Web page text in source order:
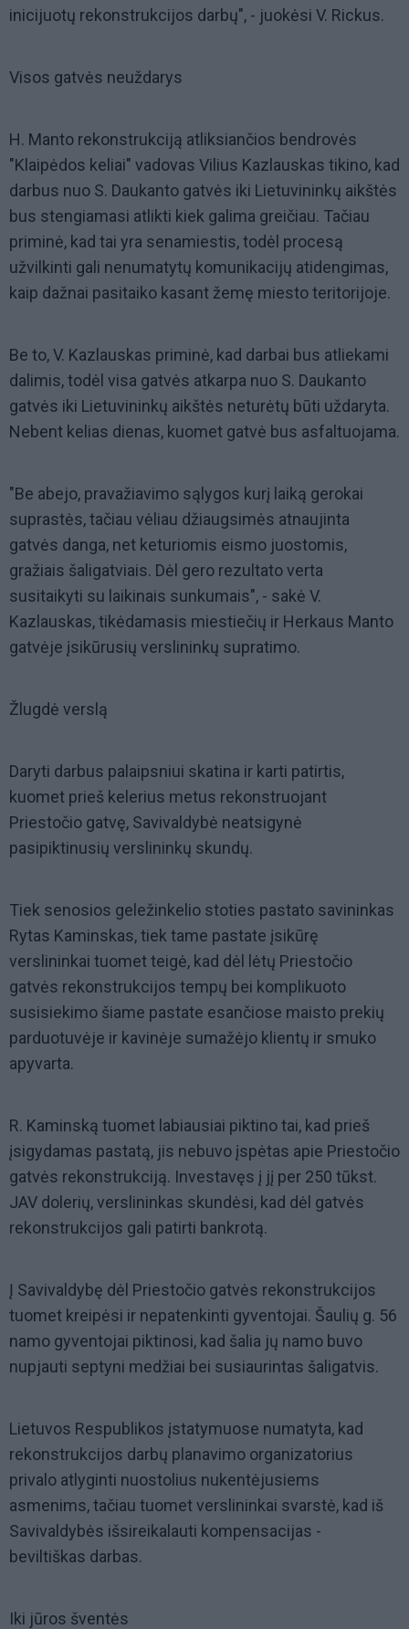
inicijuotų rekonstrukcijos darbų", - juokėsi V. Rickus.
Visos gatvės neuždarys
H. Manto rekonstrukciją atliksiančios bendrovės
"Klaipėdos keliai" vadovas Vilius Kazlauskas tikino, kad
darbus nuo S. Daukanto gatvės iki Lietuvininkų aikštės
bus stengiamasi atlikti kiek galima greičiau. Tačiau
priminė, kad tai yra senamiestis, todėl procesą
užvilkinti gali nenumatytų komunikacijų atidengimas,
kaip dažnai pasitaiko kasant žemę miesto teritorijoje.
Be to, V. Kazlauskas priminė, kad darbai bus atliekami
dalimis, todėl visa gatvės atkarpa nuo S. Daukanto
gatvės iki Lietuvininkų aikštės neturėtų būti uždaryta.
Nebent kelias dienas, kuomet gatvė bus asfaltuojama.
"Be abejo, pravažiavimo sąlygos kurį laiką gerokai
suprastės, tačiau vėliau džiaugsimės atnaujinta
gatvės danga, net keturiomis eismo juostomis,
gražiais šaligatviais. Dėl gero rezultato verta
susitaikyti su laikinais sunkumais", - sakė V.
Kazlauskas, tikėdamasis miestiečių ir Herkaus Manto
gatvėje įsikūrusių verslininkų supratimo.
Žlugdė verslą
Daryti darbus palaipsniui skatina ir karti patirtis,
kuomet prieš kelerius metus rekonstruojant
Priestočio gatvę, Savivaldybė neatsigynė
pasipiktinusių verslininkų skundų.
Tiek senosios geležinkelio stoties pastato savininkas
Rytas Kaminskas, tiek tame pastate įsikūrę
verslininkai tuomet teigė, kad dėl lėtų Priestočio
gatvės rekonstrukcijos tempų bei komplikuoto
susisiekimo šiame pastate esančiose maisto prekių
parduotuvėje ir kavinėje sumažėjo klientų ir smuko
apyvarta.
R. Kaminską tuomet labiausiai piktino tai, kad prieš
įsigydamas pastatą, jis nebuvo įspėtas apie Priestočio
gatvės rekonstrukciją. Investavęs į jį per 250 tūkst.
JAV dolerių, verslininkas skundėsi, kad dėl gatvės
rekonstrukcijos gali patirti bankrotą.
Į Savivaldybę dėl Priestočio gatvės rekonstrukcijos
tuomet kreipėsi ir nepatenkinti gyventojai. Šaulių g. 56
namo gyventojai piktinosi, kad šalia jų namo buvo
nupjauti septyni medžiai bei susiaurintas šaligatvis.
Lietuvos Respublikos įstatymuose numatyta, kad
rekonstrukcijos darbų planavimo organizatorius
privalo atlyginti nuostolius nukentėjusiems
asmenims, tačiau tuomet verslininkai svarstė, kad iš
Savivaldybės išsireikalauti kompensacijas -
beviltiškas darbas.
Iki jūros šventės